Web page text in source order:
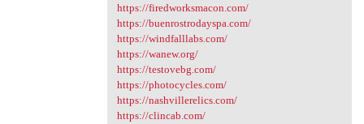
https://firedworksmacon.com/
https://buenrostrodayspa.com/
https://windfalllabs.com/
https://wanew.org/
https://testovebg.com/
https://photocycles.com/
https://nashvillerelics.com/
https://clincab.com/